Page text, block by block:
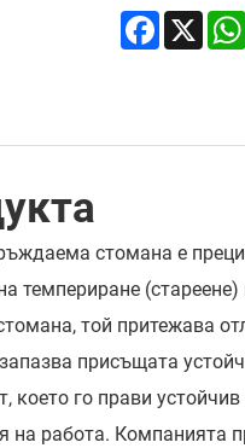
Facebook
X
стомана е
темпериране
той притежава
присъщата
което го прави
работа. Компанията